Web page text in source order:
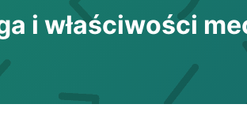
i właściwości